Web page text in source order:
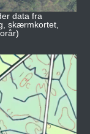
data fra
skærmkortet,